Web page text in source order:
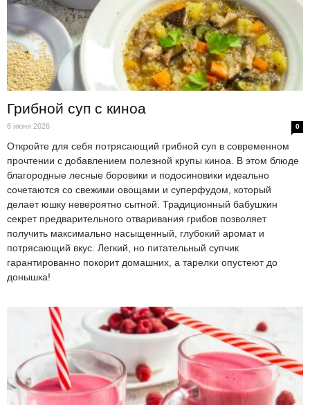
Грибной суп с киноа
6 июня 2026 0
Откройте для себя потрясающий грибной суп в современном
прочтении с добавлением полезной крупы киноа. В этом блюде
благородные лесные боровики и подосиновики идеально
сочетаются со свежими овощами и суперфудом, который
делает юшку невероятно сытной. Традиционный бабушкин
секрет предварительного отваривания грибов позволяет
получить максимально насыщенный, глубокий аромат и
потрясающий вкус. Легкий, но питательный супчик
гарантированно покорит домашних, а тарелки опустеют до
донышка!